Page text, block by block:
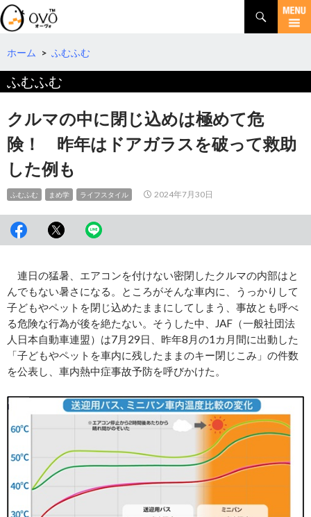
検
索
コ
テ
へ
動
ホーム > ふむふむ
ふむふむ
クルマの中に閉じ込めは極めて危
険！ 昨年はドアガラスを破って救助
した例も
ふむふむ まめ学 ライフスタイル 2024年7月30日
連日の猛暑、エアコンを付けない密閉したクルマの内部はと
んでもない暑さになる。ところがそんな車内に、うっかりして
子どもやペットを閉じ込めたままにしてしまう、事故とも呼べ
る危険な行為が後を絶たない。そうした中、JAF（一般社団法
人日本自動車連盟）は7月29日、昨年8月の1カ月間に出動した
「子どもやペットを車内に残したままのキー閉じこみ」の件数
を公表し、車内熱中症事故予防を呼びかけた。